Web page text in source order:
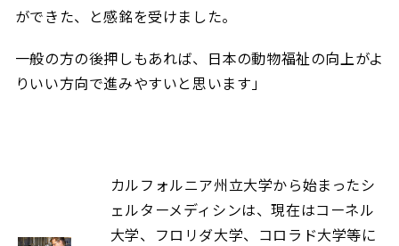
ができた、と感銘を受けました。
一般の方の後押しもあれば、日本の動物福祉の向上がよ
りいい方向で進みやすいと思います」
カルフォルニア州立大学から始まったシ
ェルターメディシンは、現在はコーネル
大学、フロリダ大学、コロラド大学等に